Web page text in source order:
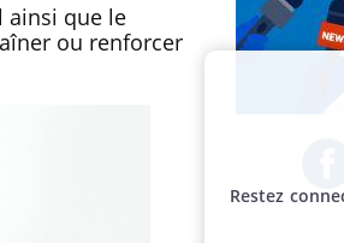
ainsi que le
ou renforcer
Restez